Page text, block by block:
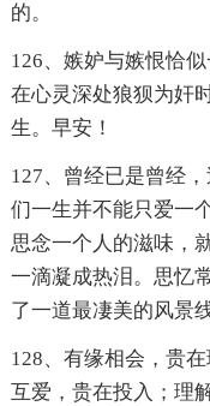
的。
126、嫉妒与嫉恨恰
在心灵深处狼狈为奸
生。早安！
127、曾经已是曾经
们一生并不能只爱一
思念一个人的滋味，
一滴凝成热泪。思忆
了一道最凄美的风景
128、有缘相会，贵
互爱，贵在投入；理